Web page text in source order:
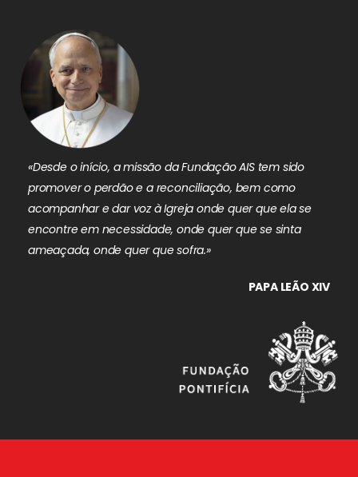
«Desde o início, a missão da Fundação AIS tem sido
promover o perdão e a reconciliação, bem como
acompanhar e dar voz à Igreja onde quer que ela se
encontre em necessidade, onde quer que se sinta
ameaçada, onde quer que sofra.»
PAPA LEÃO XIV